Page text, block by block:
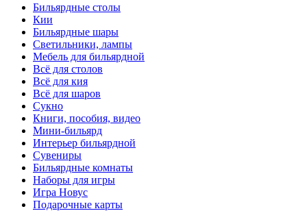
Бильярдные столы
Кии
Бильярдные шары
Светильники, лампы
Мебель для бильярдной
Всё для столов
Всё для кия
Всё для шаров
Сукно
Книги, пособия, видео
Мини-бильярд
Интерьер бильярдной
Сувениры
Бильярдные комнаты
Наборы для игры
Игра Новус
Подарочные карты